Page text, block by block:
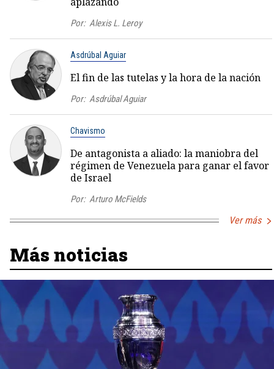
Por: Alexis L. Leroy
Asdrúbal Aguiar
El fin de las tutelas y la hora de la nación
Por: Asdrúbal Aguiar
Chavismo
De antagonista a aliado: la maniobra del
régimen de Venezuela para ganar el favor
de Israel
Por: Arturo McFields
Ver más
Más noticias